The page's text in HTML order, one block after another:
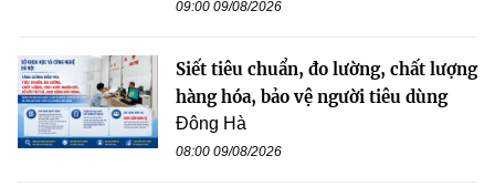
09:00 09/08/2026
Siết tiêu chuẩn, đo lường, chất lượng
hàng hóa, bảo vệ người tiêu dùng
Đông Hà
08:00 09/08/2026